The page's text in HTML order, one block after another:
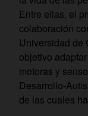
Entre ellas, el
colaboración
Universidad de
objetivo
motoras y
Desarrollo-
de las cuales